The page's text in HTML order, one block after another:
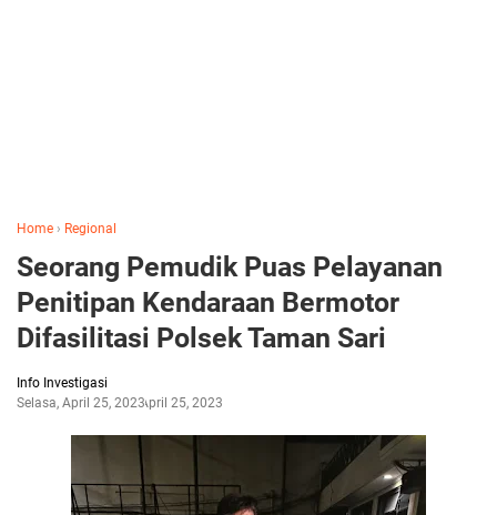
Home › Regional
Seorang Pemudik Puas Pelayanan
Penitipan Kendaraan Bermotor
Difasilitasi Polsek Taman Sari
Info Investigasi
Selasa, April 25, 2023April 25, 2023